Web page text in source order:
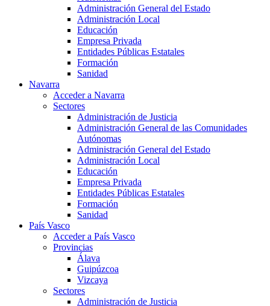
Administración General del Estado
Administración Local
Educación
Empresa Privada
Entidades Públicas Estatales
Formación
Sanidad
Navarra
Acceder a Navarra
Sectores
Administración de Justicia
Administración General de las Comunidades
Autónomas
Administración General del Estado
Administración Local
Educación
Empresa Privada
Entidades Públicas Estatales
Formación
Sanidad
País Vasco
Acceder a País Vasco
Provincias
Álava
Guipúzcoa
Vizcaya
Sectores
Administración de Justicia